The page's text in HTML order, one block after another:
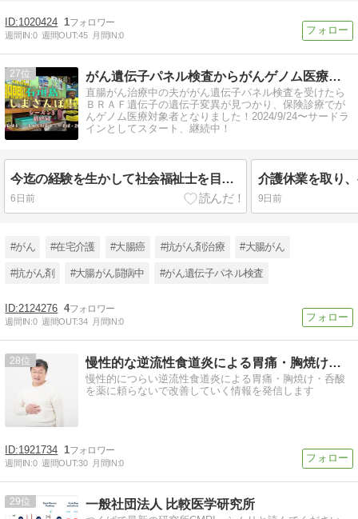
1020424 1
週間IN:0 週間OUT:45 月間IN:0
27 がん遺伝子パネル検査からがんゲノム医療へのブログ
直腸がん治療中の夫ががん遺伝子パネル検査を受けたら
ＢＲＡＦ遺伝子の遺伝子変異が見つかり、保険診療でが
んゲノム医療対象者となりました！2024/9/24〜サードラ
インとしてスタート、継続中！
今迄の経験を生かして社会福祉士を目指したい！
6日前 9日前
#がん #在宅介護 #大腸癌 #抗がん剤治療 #大腸がん
#抗がん剤 #大腸がん闘病中 #がん遺伝子パネル検査
2124276 4
週間IN:0 週間OUT:34 月間IN:0
28 慢性的な逆流性食道炎による胃痛・胸焼け・呑酸を解消する情報…
慢性的につらい逆流性食道炎による胃痛・胸焼け・呑酸
を薬に頼らないで改善していく情報を発信します
1921734 1
週間IN:0 週間OUT:30 月間IN:0
29 一般社団法人 比較医学研究所